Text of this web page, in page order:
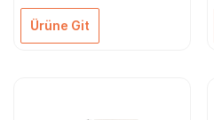
Ürüne Git